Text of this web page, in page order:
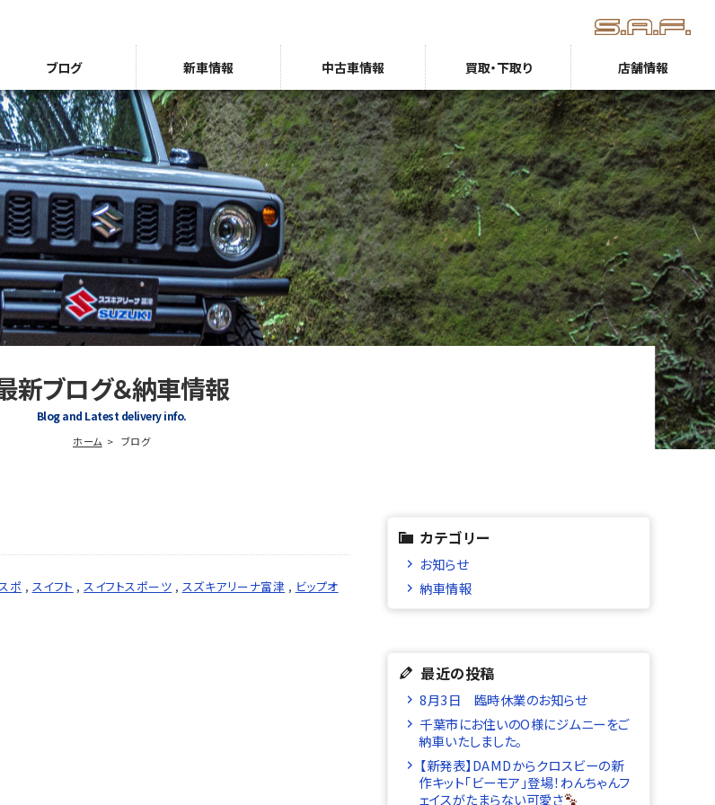
ブログ 新車情報 中古車情報 買取・下取り 店舗情報
新ブログ＆納車情報
Blog and Latest delivery info.
ホーム ブログ
ポ , スイフト , スイフトスポーツ , スズキアリーナ富津 , ビップオ
カテゴリー
お知らせ
納車情報
最近の投稿
8月3日 臨時休業のお知らせ
千葉市にお住いのO様にジムニーをご
納車いたしました。
【新発表】DAMDからクロスビーの新
作キット「ビーモア」登場！わんちゃんフ
ェイスがたまらない可愛さ